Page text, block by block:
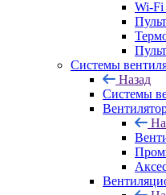
Wi-Fi
Системы
Назад
Системы